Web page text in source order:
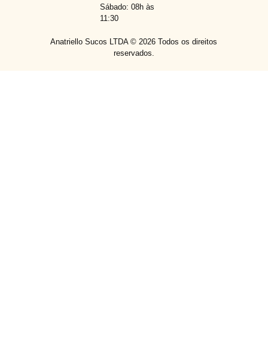
Sábado: 08h às
11:30
Anatriello Sucos LTDA © 2026 Todos os direitos
reservados.